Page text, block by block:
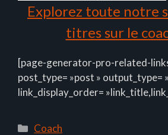
Explorez toute notre
titres sur le
[page-generator-pro-related-
post_type= »post » output_type=
link_display_order=
Catégories
Coach